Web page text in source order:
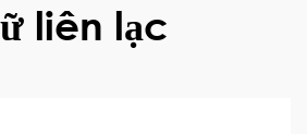
liên lạc